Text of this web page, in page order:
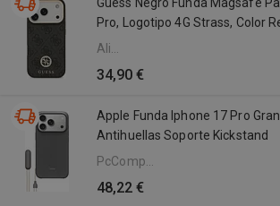
Pro, Logotipo 4G Strass, Color
Ali
Express
34,90 €
Apple Funda Iphone 17 Pro
Antihuellas Soporte Kickstand
PcComponentes
ES
48,22 €